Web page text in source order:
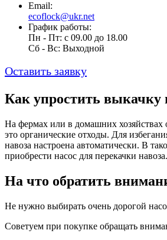
Email:
ecoflock@ukr.net
График работы:
Пн - Пт: с 09.00 до 18.00
Cб - Вс: Выходной
Оставить заявку
Как упростить выкачку
На фермах или в домашних
это органические отходы. Для
навоза настроена автоматически. В
приобрести насос для перекачки навоза.
На что обратить
Не нужно выбирать очень дорогой
Советуем при покупке обращать